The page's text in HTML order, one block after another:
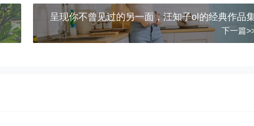
呈现你不曾见过的另一面，汪知子ol的经典作品
下一篇